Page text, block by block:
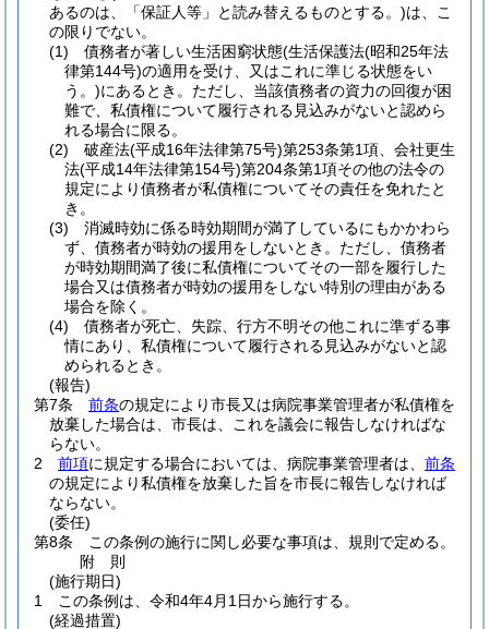
あるのは、「保証人等」と読み替えるものとする。)は、こ
の限りでない。
(1)
債務者が著しい生活困窮状態(生活保護法(昭和25年法
律第144号)の適用を受け、又はこれに準じる状態をい
う。)にあるとき。 ただし、当該債務者の資力の回復が困
難で、私債権について履行される見込みがないと認めら
れる場合に限る。
(2)
破産法(平成16年法律第75号)第253条第1項、会社更生
法(平成14年法律第154号)第204条第1項その他の法令の
規定により債務者が私債権についてその責任を免れたと
き。
(3)
消滅時効に係る時効期間が満了しているにもかかわら
ず、債務者が時効の援用をしないとき。 ただし、債務者
が時効期間満了後に私債権についてその一部を履行した
場合又は債務者が時効の援用をしない特別の理由がある
場合を除く。
(4)
債務者が死亡、失踪、行方不明その他これに準ずる事
情にあり、私債権について履行される見込みがないと認
められるとき。
(報告)
第7条
前条の規定により市長又は病院事業管理者が私債権を
放棄した場合は、市長は、これを議会に報告しなければな
らない。
2
前項に規定する場合においては、病院事業管理者は、 前条
の規定により私債権を放棄した旨を市長に報告しなければ
ならない。
(委任)
第8条
この条例の施行に関し必要な事項は、規則で定める。
附 則
(施行期日)
1
この条例は、令和4年4月1日から施行する。
(経過措置)